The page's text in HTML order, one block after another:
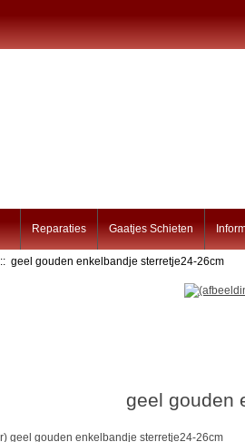
Reparaties Gaatjes Schieten
:: geel gouden enkelbandje sterretje24-26cm
geel gouden